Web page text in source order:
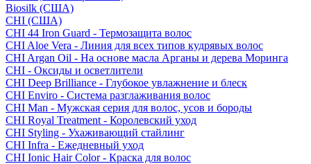
Biosilk (США)
CHI (США)
CHI 44 Iron Guard - Термозащита волос
CHI Aloe Vera - Линия для всех типов кудрявых волос
CHI Argan Oil - На основе масла Арганы и дерева Моринга
CHI - Оксиды и осветлители
CHI Deep Brilliance - Глубокое увлажнение и блеск
CHI Enviro - Система разглаживания волос
CHI Man - Мужская серия для волос, усов и бороды
CHI Royal Treatment - Королевский уход
CHI Styling - Ухаживающий стайлинг
CHI Infra - Ежедневный уход
CHI Ionic Hair Color - Краска для волос